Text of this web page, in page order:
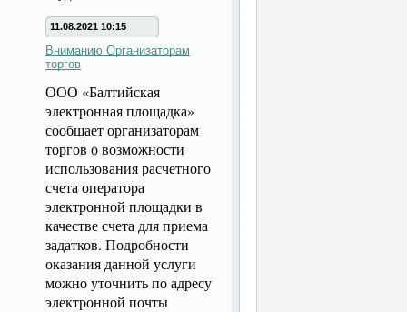
11.08.2021 10:15
Вниманию Организаторам
торгов
ООО «Балтийская
электронная площадка»
сообщает организаторам
торгов о возможности
использования расчетного
счета оператора
электронной площадки в
качестве счета для приема
задатков. Подробности
оказания данной услуги
можно уточнить по адресу
электронной почты